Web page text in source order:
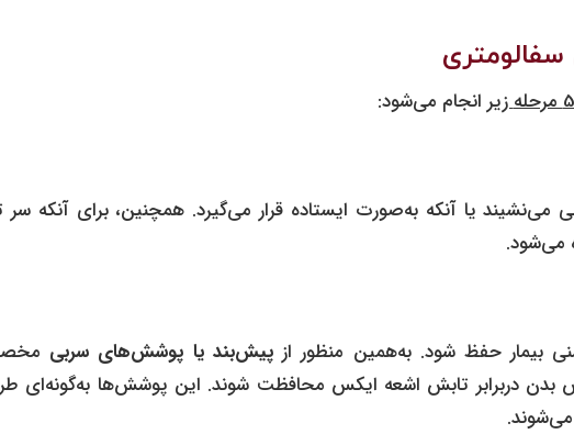
سفالومتری
5مرحلهزیر انجام می‌شود:
می‌نشیند یا آنکه به‌صورت ایستاده قرار می‌گیرد. همچنین، برای آنکه سر‌
می‌شود.
بیمار حفظ شود. به‌همین منظور ازپیش‌بند یا پوشش‌های سربی
بدن دربرابر تابش اشعه ایکس محافظت شوند. این پوشش‌ها به‌گونه‌ای